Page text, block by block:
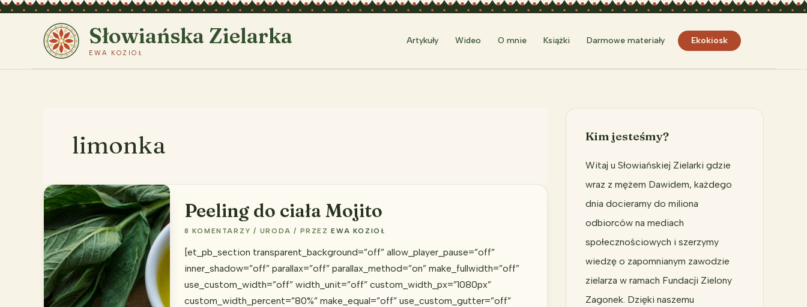
Przejdź
Słowiańska Zielarka
EWA KOZIOŁ
Artykuły Wideo O mnie Książki Darmowe materiały Ekokiosk
limonka
Peeling do ciała Mojito
8 KOMENTARZY / URODA / PRZEZEWA KOZIOŁ
[et_pb_section transparent_background=”off” allow_player_pause=”off”
inner_shadow=”off” parallax=”off” parallax_method=”on” make_fullwidth=”off”
use_custom_width=”off” width_unit=”off” custom_width_px=”1080px”
custom_width_percent=”80%” make_equal=”off” use_custom_gutter=”off”
Kim jesteśmy?
Witaj u Słowiańskiej Zielarki gdzie
wraz z mężem Dawidem, każdego
dnia docieramy do miliona
odbiorców na mediach
społecznościowych i szerzymy
wiedzę o zapomnianym zawodzie
zielarza w ramach Fundacji Zielony
Zagonek. Dzięki naszemu